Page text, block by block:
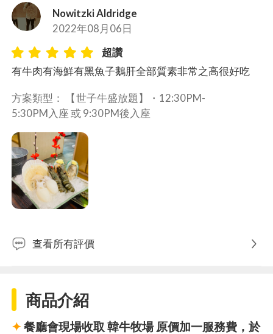
Nowitzki Aldridge
2022年08月06日
超讚
有牛肉有海鮮有黑魚子鵝肝全部質素非常之高很好吃
方案類型： 【世子牛盛放題】・ 12:30PM-
5:30PM入座 或 9:30PM後入座
查看所有評價
商品介紹
✦ 餐廳會現場收取 韓牛牧場 原價加一服務費，於